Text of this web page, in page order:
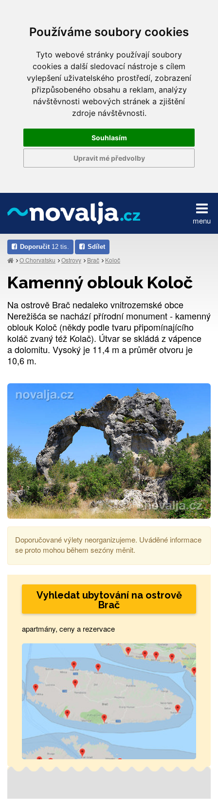
Používáme soubory cookies
Tyto webové stránky používají soubory
cookies a další sledovací nástroje s cílem
vylepšení uživatelského prostředí, zobrazení
přizpůsobeného obsahu a reklam, analýzy
návštěvnosti webových stránek a zjištění
zdroje návštěvnosti.
Souhlasím
Upravit mé předvolby
menu
Doporučit 12 tis. Sdílet
O Chorvatsku Ostrovy Brač Koloč
Kamenný oblouk Koloč
Na ostrově Brač nedaleko vnitrozemské obce
Nerežišća se nachází přírodní monument - kamenný
oblouk Koloč (někdy podle tvaru připomínajícího
koláč zvaný též Kolač). Útvar se skládá z vápence
a dolomitu. Vysoký je 11,4 m a průměr otvoru je
10,6 m.
Doporučované výlety neorganizujeme. Uváděné informace
se proto mohou během sezóny měnit.
Vyhledat ubytování na ostrově
Brač
apartmány, ceny a rezervace